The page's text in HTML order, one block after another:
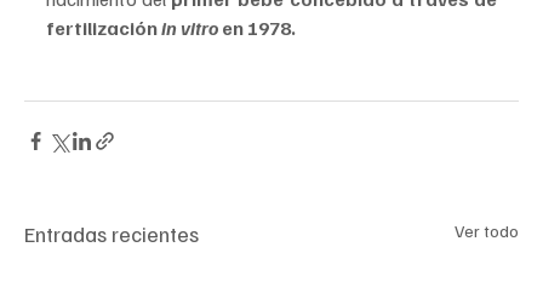
fertilización in vitro en 1978.
Entradas recientes Ver todo